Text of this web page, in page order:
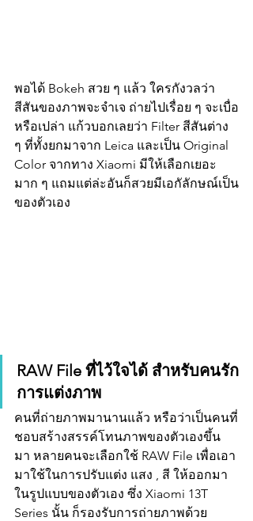
พอได้ Bokeh สวย ๆ แล้ว ใครกังวลว่า
สีสันของภาพจะจำเจ ถ่ายไปเรื่อย ๆ จะเบื่อ
หรือเปล่า แก้วบอกเลยว่า Filter สีสันต่าง
ๆ ที่ทั้งยกมาจาก Leica และเป็น Original
Color จากทาง Xiaomi มีให้เลือกเยอะ
มาก ๆ แถมแต่ล่ะอันก็สวยมีเอกัลักษณ์เป็น
ของตัวเอง
RAW File ที่ไว้ใจได้ สำหรับคนรัก
การแต่งภาพ
คนที่ถ่ายภาพมานานแล้ว หรือว่าเป็นคนที่
ชอบสร้างสรรค์โทนภาพของตัวเองขึ้น
มา หลายคนจะเลือกใช้ RAW File เพื่อเอา
มาใช้ในการปรับแต่ง แสง , สี ให้ออกมา
ในรูปแบบของตัวเอง ซึ่ง Xiaomi 13T
Series นั้น ก็รองรับการถ่ายภาพด้วย